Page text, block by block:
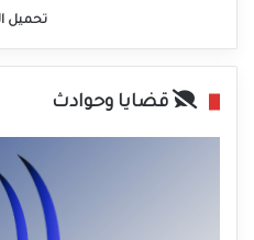
تحميل
قضايا وحوادث